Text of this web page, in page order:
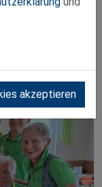
und
Küche und im
akzeptieren